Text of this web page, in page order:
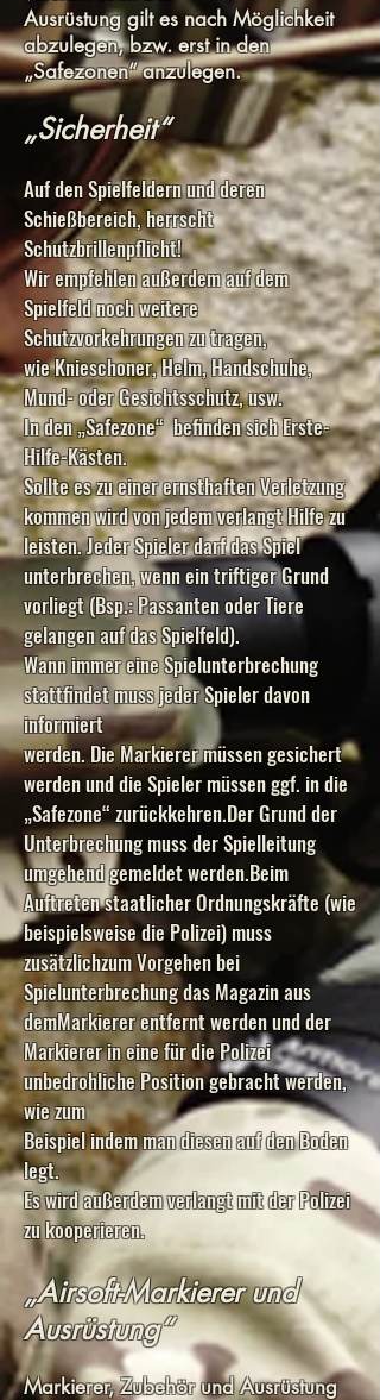
Ausrüstung gilt es nach Möglichkeit
abzulegen, bzw. erst in den
„Safezonen“ anzulegen.
„Sicherheit“
Auf den Spielfeldern und deren
Schießbereich, herrscht
Schutzbrillenpflicht!
Wir empfehlen außerdem auf dem
Spielfeld noch weitere
Schutzvorkehrungen zu tragen,
wie Knieschoner, Helm, Handschuhe,
Mund- oder Gesichtsschutz, usw.
In den „Safezone“ befinden sich Erste-
Hilfe-Kästen.
Sollte es zu einer ernsthaften Verletzung
kommen wird von jedem verlangt Hilfe zu
leisten. Jeder Spieler darf das Spiel
unterbrechen, wenn ein triftiger Grund
vorliegt (Bsp.: Passanten oder Tiere
gelangen auf das Spielfeld).
Wann immer eine Spielunterbrechung
stattfindet muss jeder Spieler davon
informiert
werden. Die Markierer müssen gesichert
werden und die Spieler müssen ggf. in die
„Safezone“ zurückkehren.Der Grund der
Unterbrechung muss der Spielleitung
umgehend gemeldet werden.Beim
Auftreten staatlicher Ordnungskräfte (wie
beispielsweise die Polizei) muss
zusätzlichzum Vorgehen bei
Spielunterbrechung das Magazin aus
demMarkierer entfernt werden und der
Markierer in eine für die Polizei
unbedrohliche Position gebracht werden,
wie zum
Beispiel indem man diesen auf den Boden
legt.
Es wird außerdem verlangt mit der Polizei
zu kooperieren.
„Airsoft-Markierer und
Ausrüstung“
Markierer, Zubehör und Ausrüstung